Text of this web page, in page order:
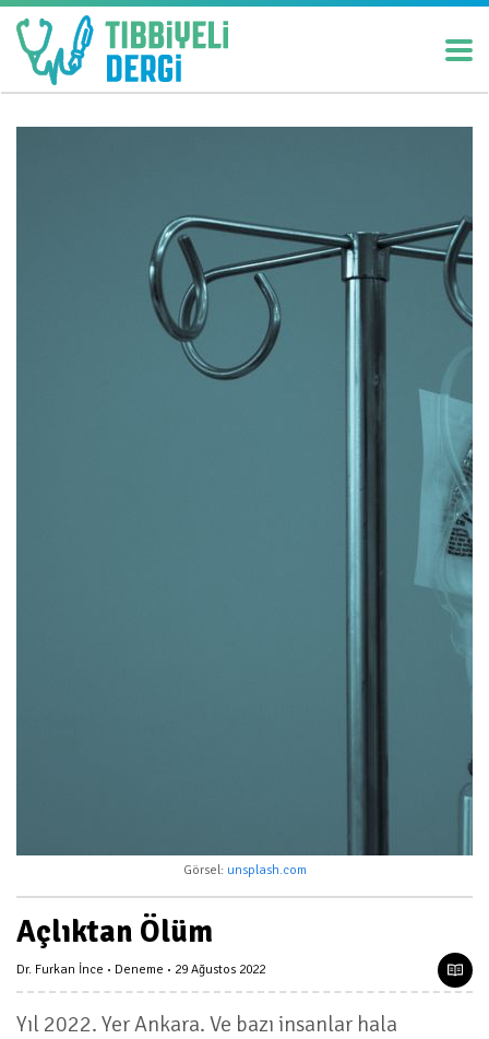
Görsel: unsplash.com
Açlıktan Ölüm
Dr. Furkan İnce Deneme 29 Ağustos 2022
Yıl 2022. Yer Ankara. Ve bazı insanlar hala